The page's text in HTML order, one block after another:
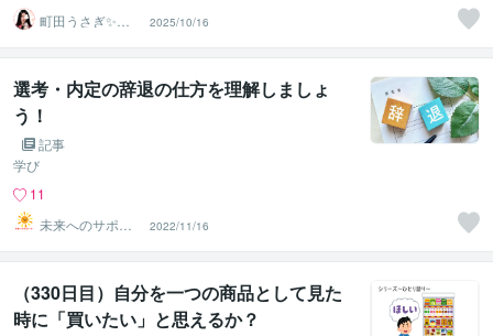
町田うさぎ✨閃
光の幸せ届け人
♡怪談師⛩️
2025/10/16
選考・内定の辞退の仕方を理解しましょ
う！
記事
学び
11
未来へのサポー
ター
2022/11/16
（330日目）自分を一つの商品として見た
時に「買いたい」と思えるか？